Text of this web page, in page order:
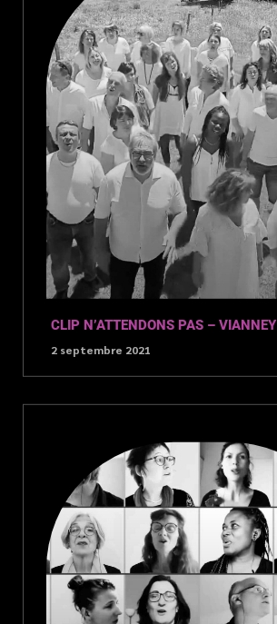
CLIP N’ATTENDONS PAS – VIANNEY
2 septembre 2021